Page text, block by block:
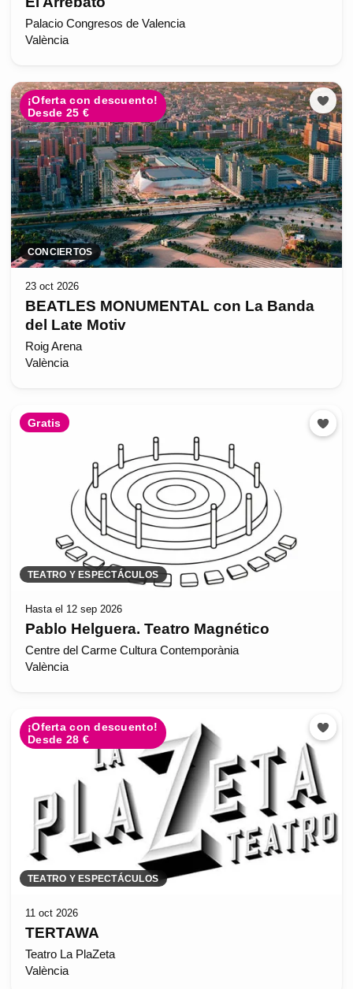
Palacio Congresos de Valencia
València
¡Oferta con descuento!
Desde 25 €
CONCIERTOS
23 oct 2026
BEATLES MONUMENTAL con La Banda
del Late Motiv
Roig Arena
València
Gratis
TEATRO Y ESPECTÁCULOS
Hasta el 12 sep 2026
Pablo Helguera. Teatro Magnético
Centre del Carme Cultura Contemporània
València
¡Oferta con descuento!
Desde 28 €
TEATRO Y ESPECTÁCULOS
11 oct 2026
TERTAWA
Teatro La PlaZeta
València